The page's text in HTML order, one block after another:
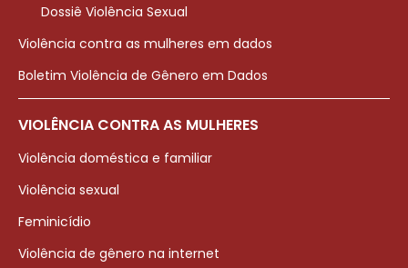
Dossiê Violência Sexual
Violência contra as mulheres em dados
Boletim Violência de Gênero em Dados
VIOLÊNCIA CONTRA AS MULHERES
Violência doméstica e familiar
Violência sexual
Feminicídio
Violência de gênero na internet